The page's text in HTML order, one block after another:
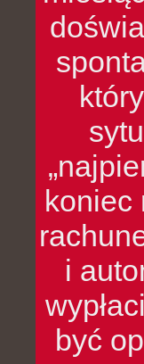
koniec
i
być